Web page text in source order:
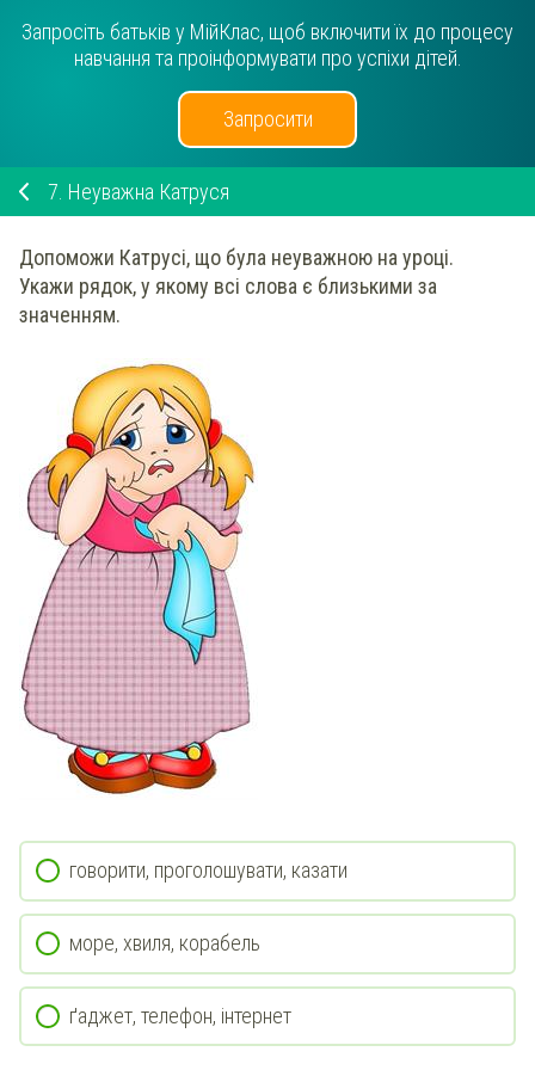
Запросіть батьків у МійКлас, щоб включити їх до процесу
навчання та проінформувати про успіхи дітей.
Запросити
7. Неуважна Катруся
Допоможи Катрусі, що була неуважною на уроці.
Укажи рядок, у якому всі слова є близькими за
значенням.
говорити, проголошувати, казати
море, хвиля, корабель
ґаджет, телефон, інтернет